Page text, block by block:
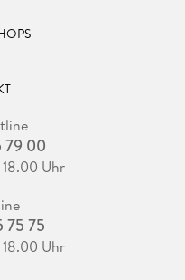
79 00
Uhr
75 75
Uhr